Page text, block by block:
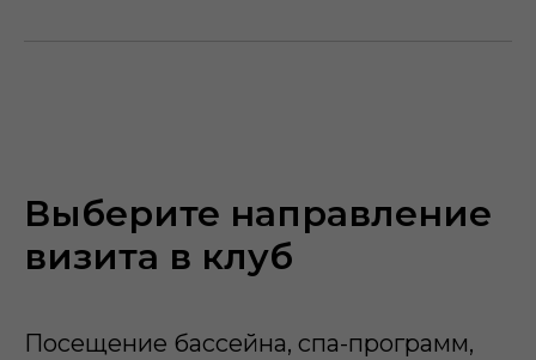
Выберите направление
визита в клуб
Посещение бассейна, спа-программ,